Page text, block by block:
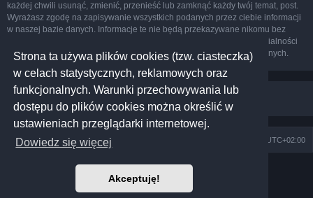
Strona ta używa plików cookies (tzw. ciasteczka)
w celach statystycznych, reklamowych oraz
funkcjonalnych. Warunki przechowywania lub
dostępu do plików cookies można określić w
ustawieniach przeglądarki internetowej.
Dowiedz się więcej
Akceptuję!
każdej chwili usunąć, zmienić, przenieść lub zamknąć każdy twój temat, post.
Wyrażasz zgodę na zapisywanie wszystkich podanych przez ciebie informacji
w naszej bazie danych. Informacje te nie będą przekazywane nikomu bez
twojej zgody, ale ani „Szkoła Zioła”, ani phpBB nie ponosi odpowiedzialności
za włamania do witryny, podczas których może dojść do kradzieży danych.
Szkoła Zioła Społeczność UTC+02:00
Technologię dostarczaphpBB® Forum Software © phpBB Limited
Prosilver Dark Edition by
Polski pakiet językowy dostarcza